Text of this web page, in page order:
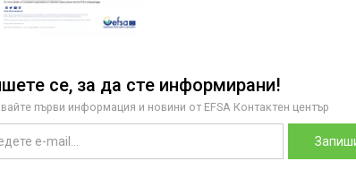
се, за да сте информирани!
първи информация и новини от EFSA Контактен център